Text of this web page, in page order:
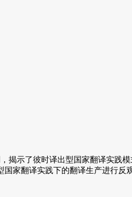
示了彼时译出型国家翻译实践
家翻译实践下的翻译生产进行反